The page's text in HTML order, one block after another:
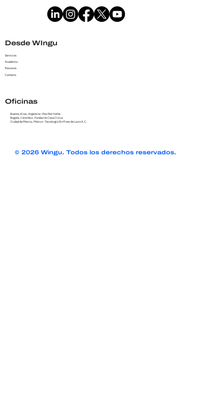
Desde WIngu
Servicios
Academia
Recursos
Contacto
Oficinas
Buenos Aires, Argentina - Res Non Verba
Bogotá, Colombia - Fundación Casa Cívica
Ciudad de México, México - Tecnología Sin Fines de Lucro A.C.
© 2026 Wingu. Todos los derechos reservados.